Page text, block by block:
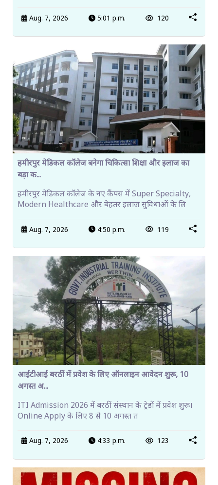
Aug. 7, 2026 5:01 p.m. 120
हमीरपुर मेडिकल कॉलेज बनेगा चिकित्सा शिक्षा और इलाज का
बड़ा क...
हमीरपुर मेडिकल कॉलेज के नए कैंपस में Super Specialty,
Modern Healthcare और बेहतर इलाज सुविधाओं के लि
Aug. 7, 2026 4:50 p.m. 119
आईटीआई बरठीं में प्रवेश के लिए ऑनलाइन आवेदन शुरू, 10
अगस्त अ...
ITI Admission 2026 में बरठीं संस्थान के ट्रेडों में प्रवेश शुरू।
Online Apply के लिए 8 से 10 अगस्त त
Aug. 7, 2026 4:33 p.m. 123